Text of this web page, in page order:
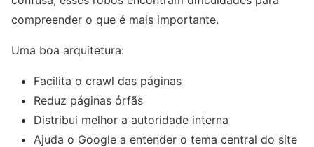
compreender o que é mais importante.
Uma boa arquitetura:
Facilita o crawl das páginas
Reduz páginas órfãs
Distribui melhor a autoridade interna
Ajuda o Google a entender o tema central do site